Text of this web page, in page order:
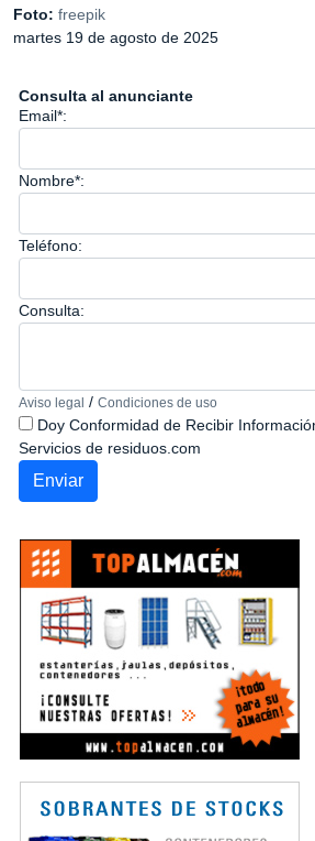
Foto: freepik
martes 19 de agosto de 2025
Consulta al anunciante
Email*:
Nombre*:
Teléfono:
Consulta:
Aviso legal / Condiciones de uso
Doy Conformidad de Recibir
Servicios de residuos.com